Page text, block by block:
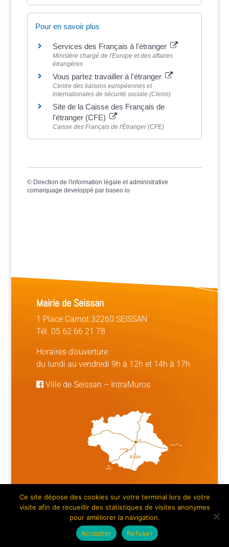
Pour en savoir plus
Services des Français à l'étranger
Ministère chargé de l'Europe et des affaires
étrangères
Vous partez travailler à l'étranger
Centre des liaisons européennes et
internationales de sécurité sociale (Cleiss)
Site de la Caisse des Français de
l'étranger (CFE)
Caisse des Français de l'Étranger (CFE)
© Direction de l'information légale et administrative
comarquage developpé par baseo.io
Mairie de Seissan
1 Place Carnot 32260 SEISSAN
Tél. 05 62 66 21 78
Horaires d’ouverture :
du lundi au vendredi 9h à 12h et 14h à 17h
Ville de Seissan – IntraMuros
Mentions légales | Crédits |Plan du site
Ce site dépose des cookies sur votre terminal lors de votre
visite afin de recueillir des statistiques de visites anonymes
pour améliorer la navigation.
Accepter
Refuser